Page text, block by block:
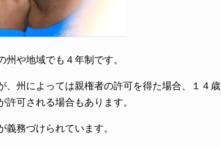
や地域でも４年制です。
、州によっては親権者の許可を得た場合、１４歳
可される場合もあります。
務づけられています。